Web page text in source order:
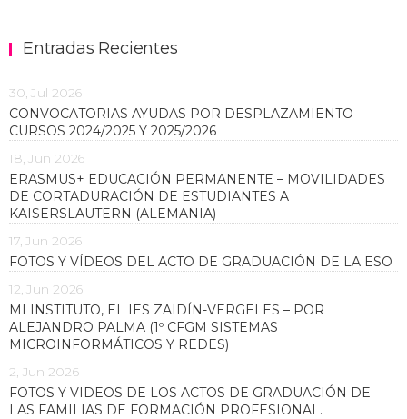
Entradas Recientes
30, Jul 2026
CONVOCATORIAS AYUDAS POR DESPLAZAMIENTO
CURSOS 2024/2025 Y 2025/2026
18, Jun 2026
ERASMUS+ EDUCACIÓN PERMANENTE – MOVILIDADES
DE CORTADURACIÓN DE ESTUDIANTES A
KAISERSLAUTERN (ALEMANIA)
17, Jun 2026
FOTOS Y VÍDEOS DEL ACTO DE GRADUACIÓN DE LA ESO
12, Jun 2026
MI INSTITUTO, EL IES ZAIDÍN-VERGELES – POR
ALEJANDRO PALMA (1º CFGM SISTEMAS
MICROINFORMÁTICOS Y REDES)
2, Jun 2026
FOTOS Y VIDEOS DE LOS ACTOS DE GRADUACIÓN DE
LAS FAMILIAS DE FORMACIÓN PROFESIONAL.